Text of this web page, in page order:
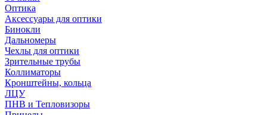
Оптика
Аксессуары для оптики
Бинокли
Дальномеры
Чехлы для оптики
Зрительные трубы
Коллиматоры
Кронштейны, кольца
ЛЦУ
ПНВ и Тепловизоры